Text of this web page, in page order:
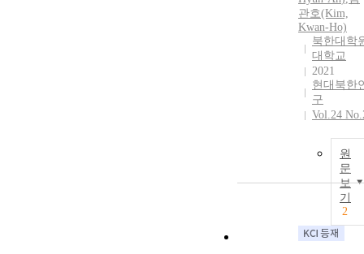
관호(Kim,
Kwan-Ho)
북한대학
대학교
2021
현대북한
구
Vol.24
원
문
보
기
2